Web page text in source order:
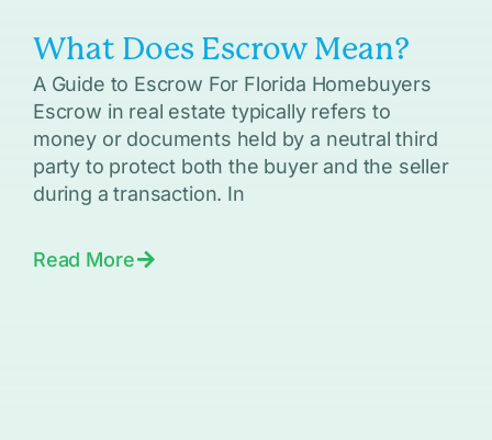
What Does Escrow Mean?
A Guide to Escrow For Florida Homebuyers
Escrow in real estate typically refers to
money or documents held by a neutral third
party to protect both the buyer and the seller
during a transaction. In
Read More